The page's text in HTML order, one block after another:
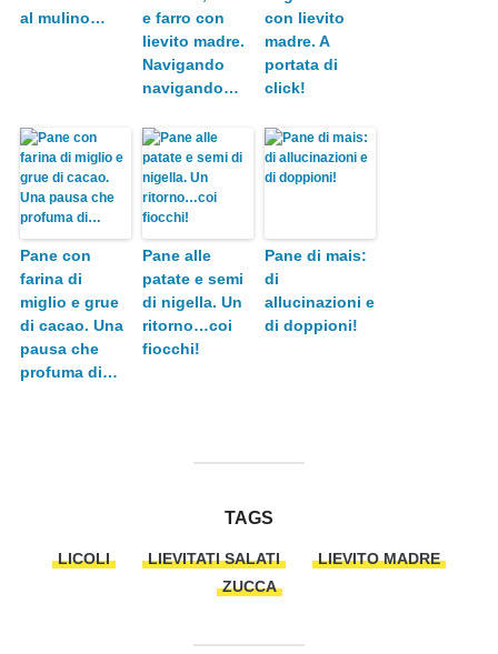
al mulino…
e farro con
lievito madre.
Navigando
navigando…
con lievito
madre. A
portata di
click!
Pane con
farina di
miglio e grue
di cacao. Una
pausa che
profuma di…
Pane alle
patate e semi
di nigella. Un
ritorno…coi
fiocchi!
Pane di mais:
di
allucinazioni e
di doppioni!
TAGS
LICOLI LIEVITATI SALATI
LIEVITO MADRE
ZUCCA